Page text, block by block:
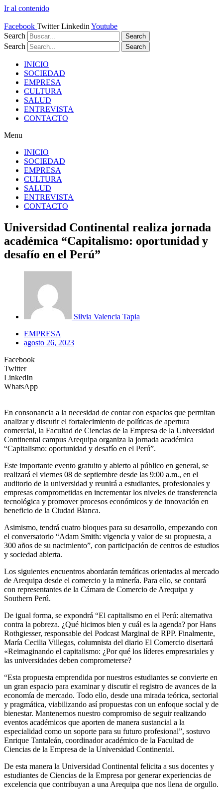
Ir al contenido
Facebook Twitter Linkedin Youtube
Search
Search
Search Search
INICIO
SOCIEDAD
EMPRESA
CULTURA
SALUD
ENTREVISTA
CONTACTO
Menu
INICIO
SOCIEDAD
EMPRESA
CULTURA
SALUD
ENTREVISTA
CONTACTO
Universidad Continental realiza jornada
académica “Capitalismo: oportunidad y
desafío en el Perú”
Silvia Valencia Tapia
EMPRESA
agosto 26, 2023
Facebook
Twitter
LinkedIn
WhatsApp
En consonancia a la necesidad de contar con espacios que permitan
analizar y discutir el fortalecimiento de políticas de apertura
comercial, la Facultad de Ciencias de la Empresa de la Universidad
Continental campus Arequipa organiza la jornada académica
“Capitalismo: oportunidad y desafío en el Perú”.
Este importante evento gratuito y abierto al público en general, se
realizará el viernes 08 de septiembre desde las 9:00 a.m., en el
auditorio de la universidad y reunirá a estudiantes, profesionales y
empresas comprometidas en incrementar los niveles de transferencia
tecnológica y promover procesos económicos y de innovación en
beneficio de la Ciudad Blanca.
Asimismo, tendrá cuatro bloques para su desarrollo, empezando con
el conversatorio “Adam Smith: vigencia y valor de su propuesta, a
300 años de su nacimiento”, con participación de centros de estudios
y sociedad abierta.
Los siguientes encuentros abordarán temáticas orientadas al mercado
de Arequipa desde el comercio y la minería. Para ello, se contará
con representantes de la Cámara de Comercio de Arequipa y
Southern Perú.
De igual forma, se expondrá “El capitalismo en el Perú: alternativa
contra la pobreza. ¿Qué hicimos bien y cuál es la agenda? por Hans
Rothgiesser, responsable del Podcast Marginal de RPP. Finalmente,
María Cecilia Villegas, columnista del diario El Comercio disertará
«Reimaginando el capitalismo: ¿Por qué los líderes empresariales y
las universidades deben comprometerse?
“Esta propuesta emprendida por nuestros estudiantes se convierte en
un gran espacio para examinar y discutir el registro de avances de la
economía de mercado. Todo ello, desde una mirada teórica, sectorial
y pragmática, viabilizando así propuestas con un enfoque social y de
bienestar. Mantenemos nuestro compromiso de seguir realizando
eventos académicos que aporten de manera sustancial a la
especialidad como un soporte para su futuro profesional”, sostuvo
Enrique Tantaleán, coordinador académico de la Facultad de
Ciencias de la Empresa de la Universidad Continental.
De esta manera la Universidad Continental felicita a sus docentes y
estudiantes de Ciencias de la Empresa por generar experiencias de
excelencia que contribuyan a una Arequipa que nos llena de orgullo.